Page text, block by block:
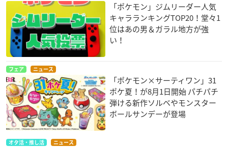
「ポケモン」ジムリーダー人気
キャラランキングTOP20！堂々1
位はあの男＆ガラル地方が強
い！
フェア ニュース
「ポケモン×サーティワン」31
ポケ夏！が8月1日開始 パチパチ
弾ける新作ソルベやモンスター
ボールサンデーが登場
オタ活・推し活 ニュース